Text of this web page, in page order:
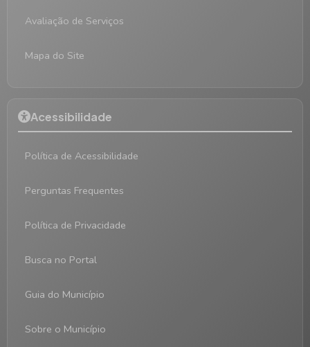
Avaliação de Serviços
Mapa do Site
Acessibilidade
Política de Acessibilidade
Perguntas Frequentes
Política de Privacidade
Busca no Portal
Guia do Município
Sobre o Município